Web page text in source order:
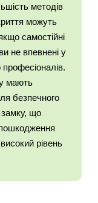
методів
можуть
самостійні
не впевнені у
мають
безпечного
замку, що
рівень